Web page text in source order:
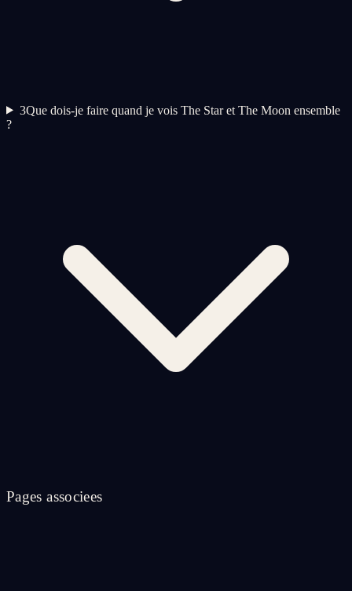
3Que dois-je faire quand je vois The Star et The Moon ensemble
?
Pages associees